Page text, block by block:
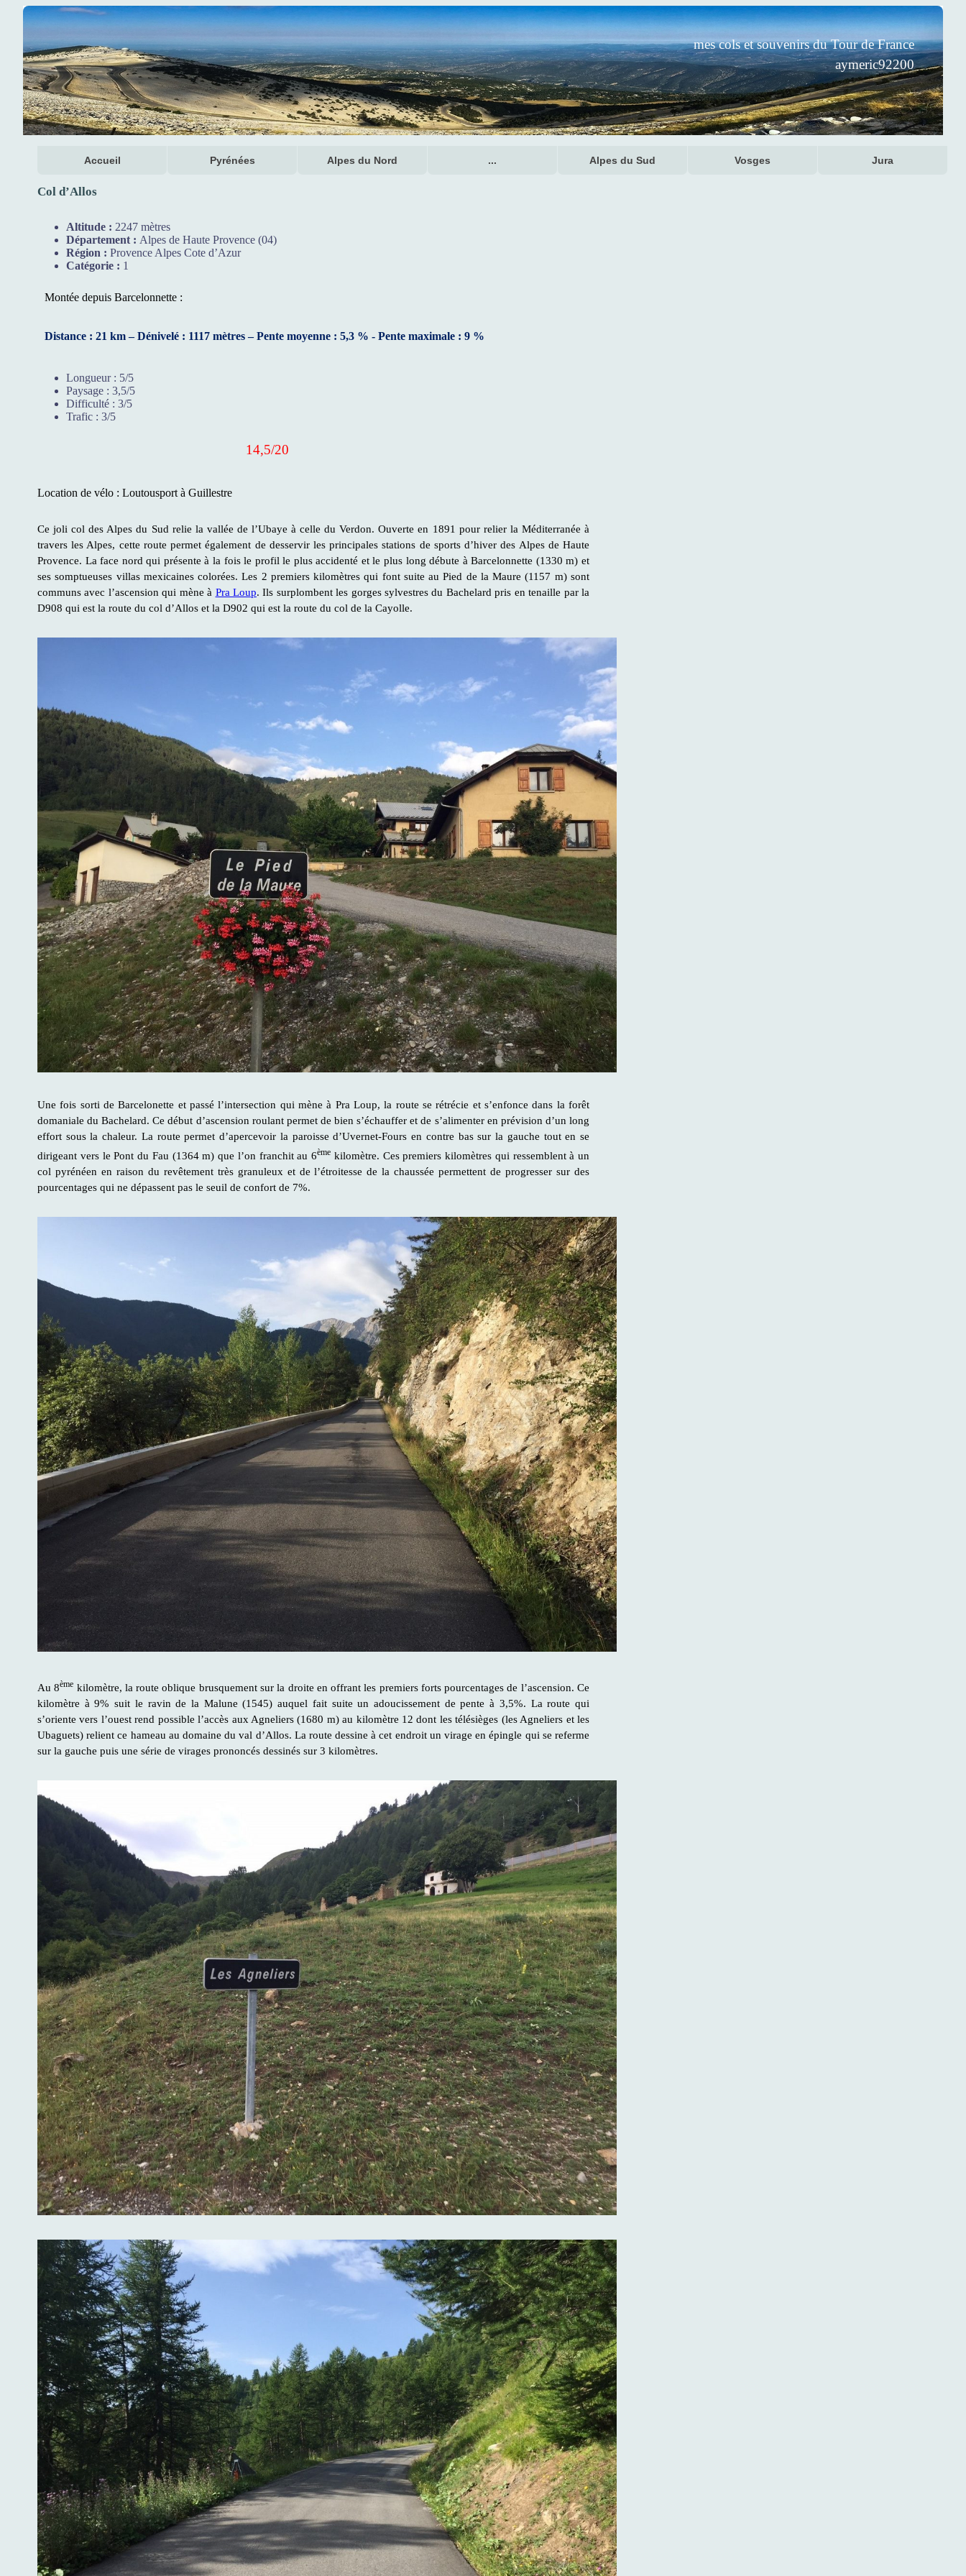
mes cols et souvenirs du Tour de France
aymeric92200
Accueil Pyrénées Alpes du Nord ... Alpes du Sud Vosges Jura
Col d’Allos
Altitude : 2247 mètres
Département : Alpes de Haute Provence (04)
Région : Provence Alpes Cote d’Azur
Catégorie : 1
Montée depuis Barcelonnette :
Distance : 21 km – Dénivelé : 1117 mètres – Pente moyenne : 5,3 % - Pente maximale : 9 %
Longueur : 5/5
Paysage : 3,5/5
Difficulté : 3/5
Trafic : 3/5
14,5/20
Location de vélo : Loutousport à Guillestre
Ce joli col des Alpes du Sud relie la vallée de l’Ubaye à celle du Verdon. Ouverte en 1891 pour relier la Méditerranée à
travers les Alpes, cette route permet également de desservir les principales stations de sports d’hiver des Alpes de Haute
Provence. La face nord qui présente à la fois le profil le plus accidenté et le plus long débute à Barcelonnette (1330 m) et
ses somptueuses villas mexicaines colorées. Les 2 premiers kilomètres qui font suite au Pied de la Maure (1157 m) sont
communs avec l’ascension qui mène à Pra Loup. Ils surplombent les gorges sylvestres du Bachelard pris en tenaille par la
D908 qui est la route du col d’Allos et la D902 qui est la route du col de la Cayolle.
Une fois sorti de Barcelonette et passé l’intersection qui mène à Pra Loup, la route se rétrécie et s’enfonce dans la forêt
domaniale du Bachelard. Ce début d’ascension roulant permet de bien s’échauffer et de s’alimenter en prévision d’un long
effort sous la chaleur. La route permet d’apercevoir la paroisse d’Uvernet-Fours en contre bas sur la gauche tout en se
dirigeant vers le Pont du Fau (1364 m) que l’on franchit au 6ème kilomètre. Ces premiers kilomètres qui ressemblent à un
col pyrénéen en raison du revêtement très granuleux et de l’étroitesse de la chaussée permettent de progresser sur des
pourcentages qui ne dépassent pas le seuil de confort de 7%.
Au 8ème kilomètre, la route oblique brusquement sur la droite en offrant les premiers forts pourcentages de l’ascension. Ce
kilomètre à 9% suit le ravin de la Malune (1545) auquel fait suite un adoucissement de pente à 3,5%. La route qui
s’oriente vers l’ouest rend possible l’accès aux Agneliers (1680 m) au kilomètre 12 dont les télésièges (les Agneliers et les
Ubaguets) relient ce hameau au domaine du val d’Allos. La route dessine à cet endroit un virage en épingle qui se referme
sur la gauche puis une série de virages prononcés dessinés sur 3 kilomètres.